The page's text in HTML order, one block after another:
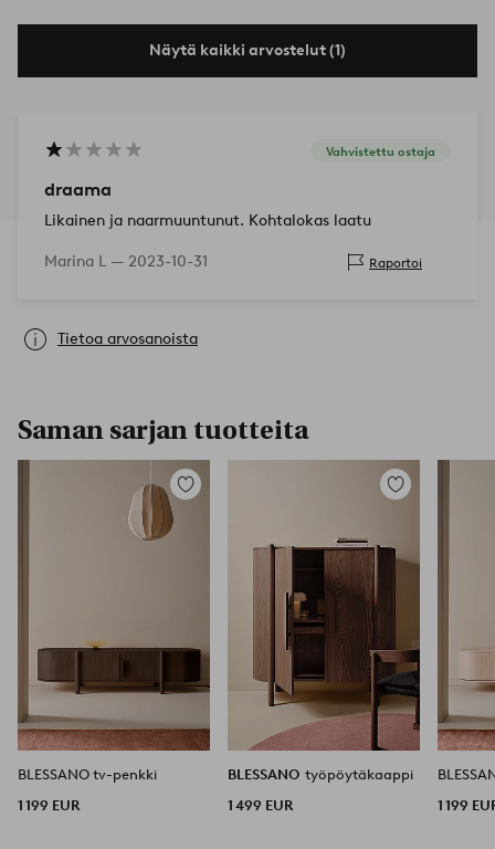
Näytä kaikki arvostelut (1)
Vahvistettu ostaja
draama
Likainen ja naarmuuntunut. Kohtalokas laatu
Marina L — 2023-10-31 Raportoi
Tietoa arvosanoista
Saman sarjan tuotteita
Lisää
suosikkeihin
BLESSANO tv-penkki
1 199 EUR
Lisää
BLESSANO työpöytäkaappi
1 499 EUR
1 199